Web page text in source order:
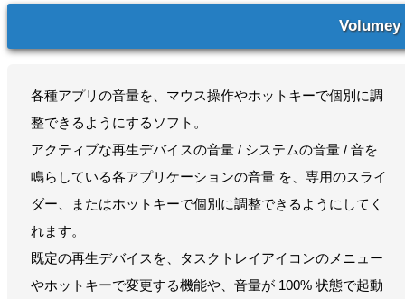
Volumey
各種アプリの音量を、マウス操作やホットキーで個別に調
整できるようにするソフト。
アクティブな再生デバイスの音量 / システムの音量 / 音を
鳴らしている各アプリケーションの音量 を、専用のスライ
ダー、またはホットキーで個別に調整できるようにしてく
れます。
既定の再生デバイスを、タスクトレイアイコンのメニュー
やホットキーで変更する機能や、音量が 100% 状態で起動